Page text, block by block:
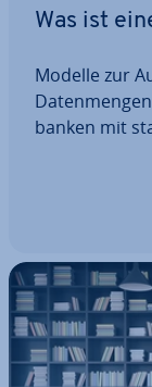
Was ist
Modelle zur
ban­ken mit
effizient im